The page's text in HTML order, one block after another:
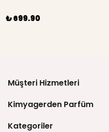
₺ 699.90
Müşteri Hizmetleri
Kimyagerden Parfüm
Kategoriler